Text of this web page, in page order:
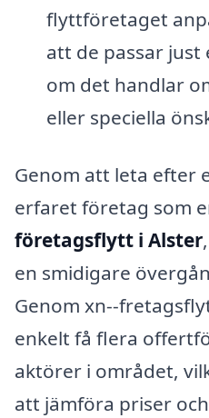
flyttföretaget
att de passar just
om det handlar
eller speciella
Genom att leta efter
erfaret företag som
företagsflytt i Alster
en smidigare
Genom xn--
enkelt få flera
aktörer i området,
att jämföra priser